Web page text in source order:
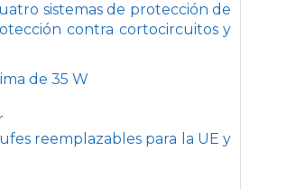
sistemas de protección de
contra cortocircuitos y
de 35 W
reemplazables para la UE y